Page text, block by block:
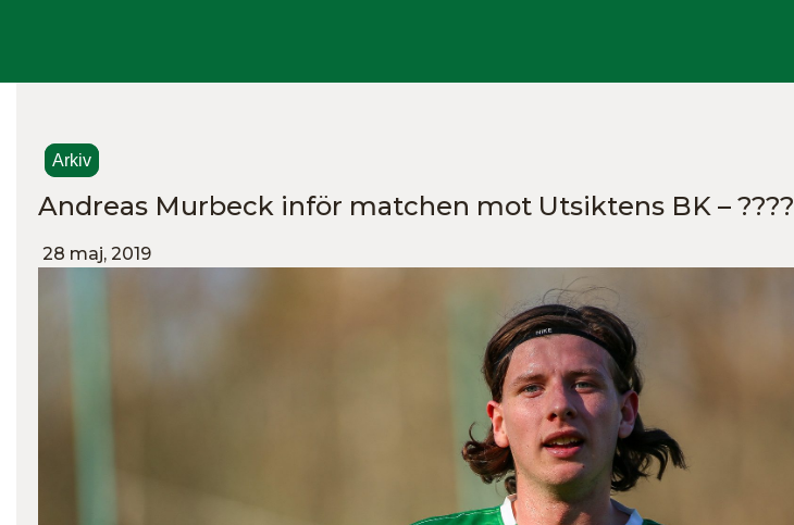
Arkiv
Andreas Murbeck inför matchen mot Utsiktens BK – ????
28 maj, 2019